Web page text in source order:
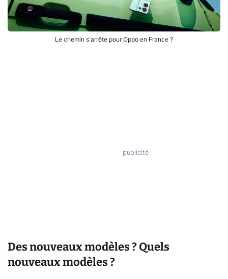
Le chemin s'arrête pour Oppo en France ?
Des nouveaux modèles ? Quels
nouveaux modèles ?